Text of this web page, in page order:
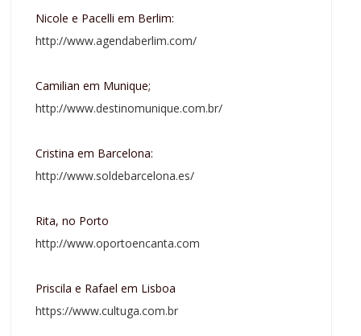
Nicole e Pacelli em Berlim:
http://www.agendaberlim.com/
Camilian em Munique;
http://www.destinomunique.com.br/
Cristina em Barcelona:
http://www.soldebarcelona.es/
Rita, no Porto
http://www.oportoencanta.com
Priscila e Rafael em Lisboa
https://www.cultuga.com.br